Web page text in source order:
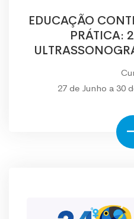
EDUCAÇÃO
PRÁTICA:
27 de Junho a 30